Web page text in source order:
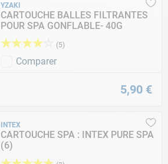
YZAKI
CARTOUCHE BALLES FILTRANTES
POUR SPA GONFLABLE- 40G
★★★★ (5)
Comparer
5,90 €
INTEX
CARTOUCHE SPA : INTEX PURE SPA
(6)